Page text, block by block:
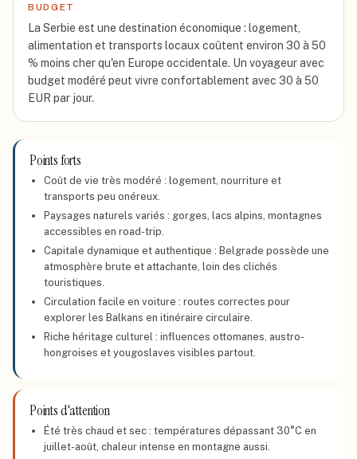
BUDGET
La Serbie est une destination économique : logement,
alimentation et transports locaux coûtent environ 30 à 50
% moins cher qu'en Europe occidentale. Un voyageur avec
budget modéré peut vivre confortablement avec 30 à 50
EUR par jour.
Points forts
Coût de vie très modéré : logement, nourriture et
transports peu onéreux.
Paysages naturels variés : gorges, lacs alpins, montagnes
accessibles en road-trip.
Capitale dynamique et authentique : Belgrade possède une
atmosphère brute et attachante, loin des clichés
touristiques.
Circulation facile en voiture : routes correctes pour
explorer les Balkans en itinéraire circulaire.
Riche héritage culturel : influences ottomanes, austro-
hongroises et yougoslaves visibles partout.
Points d'attention
Été très chaud et sec : températures dépassant 30°C en
juillet-août, chaleur intense en montagne aussi.